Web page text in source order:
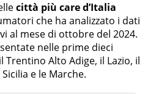
città più care d’Italia
che ha analizzato i dati
al mese di ottobre del 2024.
nelle prime dieci
Alto Adige, il Lazio, il
e le Marche.